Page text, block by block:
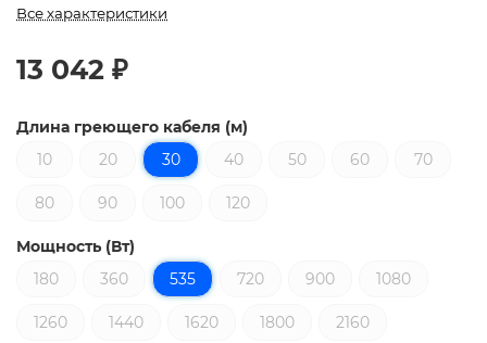
Все характеристики
13 042 ₽
Длина греющего кабеля (м)
10
20 30 40 50 60 70
80 90 100 120
Мощность (Вт)
180
360 535 720 900 1080
1260 1440 1620 1800 2160